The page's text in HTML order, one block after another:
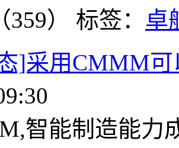
359） 标签： 卓
]采用CMMM
智能制造能力